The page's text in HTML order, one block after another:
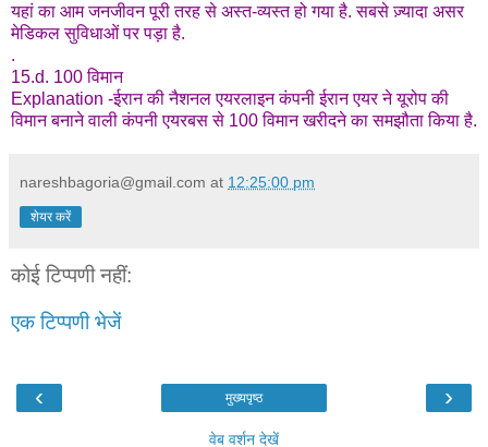
यहां का आम जनजीवन पूरी तरह से अस्त-व्यस्त हो गया है. सबसे ज़्यादा असर
मेडिकल सुविधाओं पर पड़ा है.
.
15.d. 100 विमान
Explanation -ईरान की नैशनल एयरलाइन कंपनी ईरान एयर ने यूरोप की
विमान बनाने वाली कंपनी एयरबस से 100 विमान खरीदने का समझौता किया है.
nareshbagoria@gmail.com at 12:25:00 pm
शेयर करें
कोई टिप्पणी नहीं:
एक टिप्पणी भेजें
‹ ›
मुख्यपृष्ठ
वेब वर्शन देखें